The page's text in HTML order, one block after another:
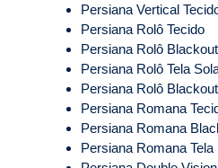
Persiana Vertical
Persiana Rolô Tecido
Persiana Rolô Blackout
Persiana Rolô Tela
Persiana Rolô
Persiana Romana
Persiana Romana
Persiana Romana Tela